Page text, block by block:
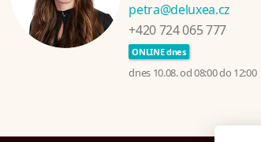
petra@deluxea.cz
+420 724 065 777
ONLINE dnes
dnes 10.08. od 08:00 do 12:00